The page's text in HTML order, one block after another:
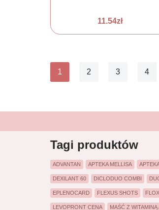
11.54zł
1 2 3 4
Tagi produktów
ADVANTAN APTEKA MELLISA
DEXILANT 60 DICLODUO COMBI
EPLENOCARD FLEXUS SHOTS
LEVOPRONT CENA MAŚĆ Z WITAMINĄ